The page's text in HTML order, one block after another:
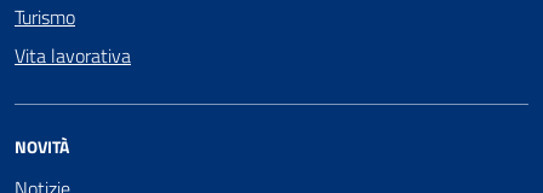
Turismo
Vita lavorativa
NOVITÀ